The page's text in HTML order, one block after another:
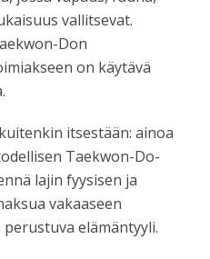
vallitsevat.
Don
on käytävä
itsestään: ainoa
Taekwon-Do-
lajin fyysisen ja
vakaaseen
elämäntyyli.